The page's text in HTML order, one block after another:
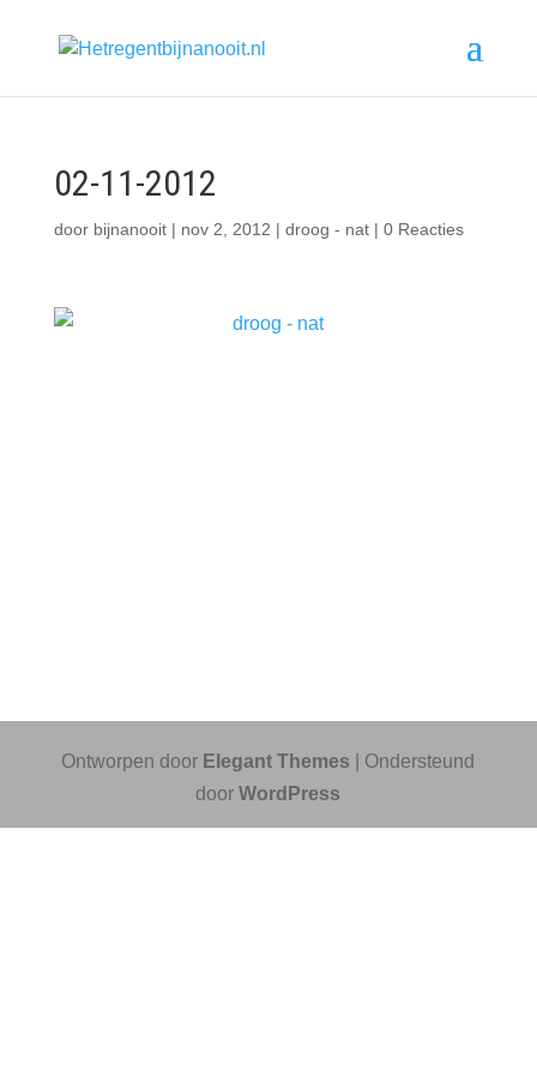
02-11-2012
door bijnanooit| nov 2, 2012 | droog - nat| 0 Reacties
Ontworpen door Elegant Themes | Ondersteund
doorWordPress